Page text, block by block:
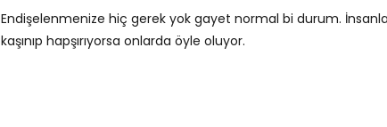
Endişelenmenize hiç gerek yok gayet normal bi durum.
kaşınıp hapşırıyorsa onlarda öyle oluyor.